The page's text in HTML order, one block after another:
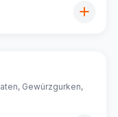
Gewürzgurken,